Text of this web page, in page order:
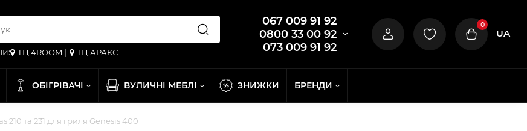
067 009 91 92
0800 33 00 92
073 009 91 92
ТЦ 4ROOM | ТЦ АРАКС
0
UA
ОБІГРІВАЧІ ВУЛИЧНІ МЕБЛІ ЗНИЖКИ БРЕНДИ
210 та 231 для гриля Genesis 400